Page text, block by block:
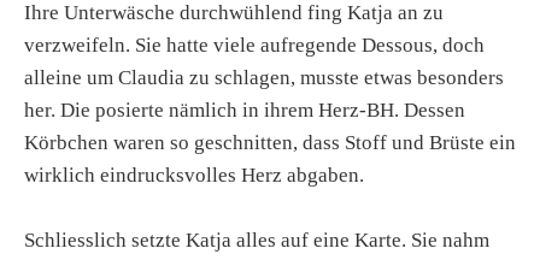
Ihre Unterwäsche durchwühlend fing Katja an zu
verzweifeln. Sie hatte viele aufregende Dessous, doch
alleine um Claudia zu schlagen, musste etwas besonders
her. Die posierte nämlich in ihrem Herz-BH. Dessen
Körbchen waren so geschnitten, dass Stoff und Brüste ein
wirklich eindrucksvolles Herz abgaben.
Schliesslich setzte Katja alles auf eine Karte. Sie nahm